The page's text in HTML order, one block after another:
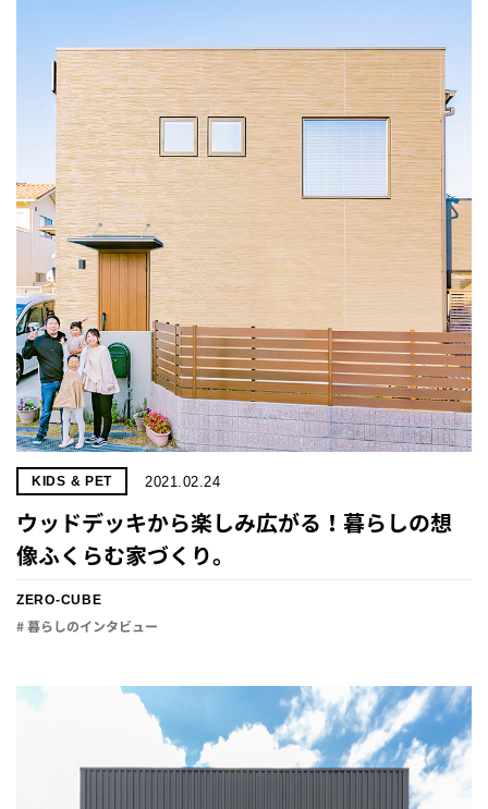
KIDS & PET 2021.02.24
ウッドデッキから楽しみ広がる！暮らしの想
像ふくらむ家づくり。
ZERO-CUBE
# 暮らしのインタビュー